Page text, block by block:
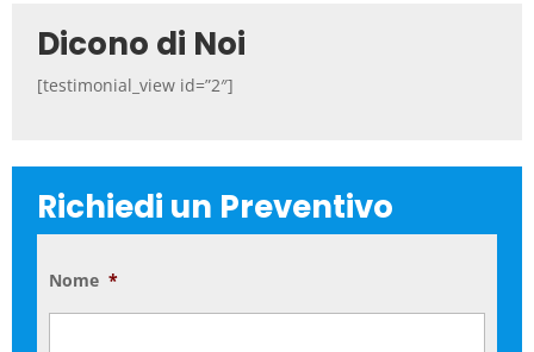
Dicono di Noi
[testimonial_view id=”2″]
Richiedi un Preventivo
Nome *